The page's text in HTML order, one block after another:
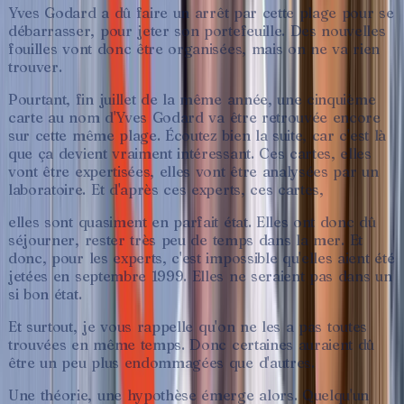
Yves Godard a dû faire un arrêt par cette plage pour se
débarrasser, pour jeter son portefeuille. Des nouvelles
fouilles vont donc être organisées, mais on ne va rien
trouver.
Pourtant, fin juillet de la même année, une cinquième
carte au nom d'Yves Godard va être retrouvée encore
sur cette même plage. Écoutez bien la suite, car c'est là
que ça devient vraiment intéressant. Ces cartes, elles
vont être expertisées, elles vont être analysées par un
laboratoire. Et d'après ces experts, ces cartes,
elles sont quasiment en parfait état. Elles ont donc dû
séjourner, rester très peu de temps dans la mer. Et
donc, pour les experts, c'est impossible qu'elles aient été
jetées en septembre 1999. Elles ne seraient pas dans un
si bon état.
Et surtout, je vous rappelle qu'on ne les a pas toutes
trouvées en même temps. Donc certaines auraient dû
être un peu plus endommagées que d'autres.
Une théorie, une hypothèse émerge alors. Quelqu'un